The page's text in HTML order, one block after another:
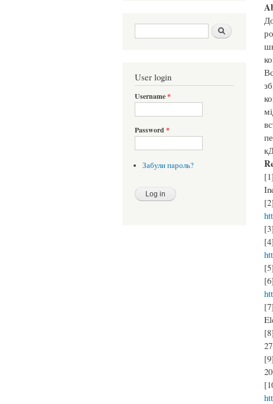
Search form Шукати
User login
Username*
Password *
Забули пароль?